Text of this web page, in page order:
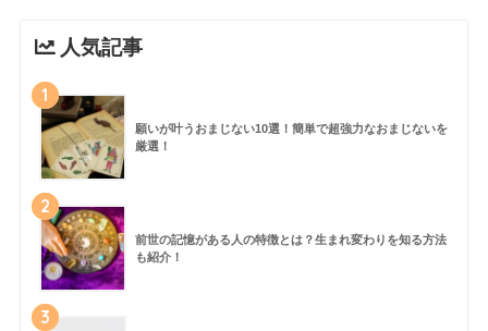
人気記事
1
願いが叶うおまじない10選！簡単で超強力なおまじないを
厳選！
2
前世の記憶がある人の特徴とは？生まれ変わりを知る方法
も紹介！
3